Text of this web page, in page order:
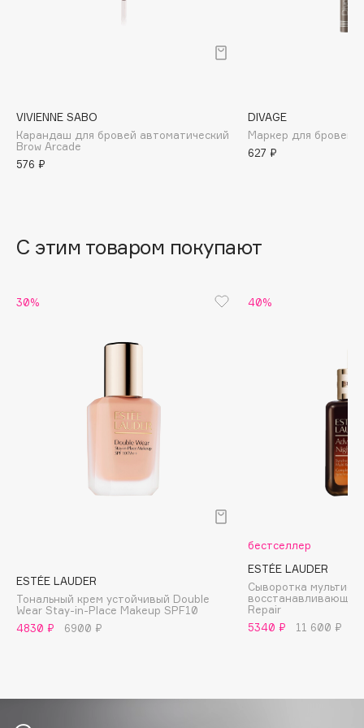
Banderas
Basicare
Batiste
beautyblender
Beverly Hills Polo Club
Boadicea The Victorious
Brunello Cucinelli
Bvlgari
by TERRY
VIVIENNE SABO
Карандаш для бровей автоматический
Brow Arcade
576 ₽
DIVAGE
Маркер для бровей
627 ₽
С этим товаром покупают
30%
ESTÉE LAUDER
Тональный крем устойчивый Double
Wear Stay-in-Place Makeup SPF10
4830 ₽
6900 ₽
40%
бестселлер
ESTÉE LAUDER
Сыворотка
восстанавливающая
Repair
5340 ₽
11 600 ₽